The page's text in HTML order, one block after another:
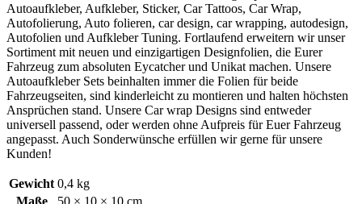
Autoaufkleber, Aufkleber, Sticker, Car Tattoos, Car Wrap,
Autofolierung, Auto folieren, car design, car wrapping, autodesign,
Autofolien und Aufkleber Tuning. Fortlaufend erweitern wir unser
Sortiment mit neuen und einzigartigen Designfolien, die Eurer
Fahrzeug zum absoluten Eycatcher und Unikat machen. Unsere
Autoaufkleber Sets beinhalten immer die Folien für beide
Fahrzeugseiten, sind kinderleicht zu montieren und halten höchsten
Ansprüchen stand. Unsere Car wrap Designs sind entweder
universell passend, oder werden ohne Aufpreis für Euer Fahrzeug
angepasst. Auch Sonderwünsche erfüllen wir gerne für unsere
Kunden!
Gewicht 0,4 kg
Maße
50 × 10 × 10 cm